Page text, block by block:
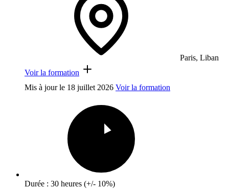
Paris, Liban
Voir la formation
Mis à jour le 18 juillet 2026 Voir la formation
Durée : 30 heures (+/- 10%)